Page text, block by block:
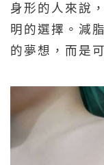
身形的人來說
明的選擇。減
的夢想，而是